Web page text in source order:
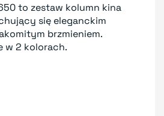
to zestaw kolumn kina
się eleganckim
brzmieniem.
w 2 kolorach.